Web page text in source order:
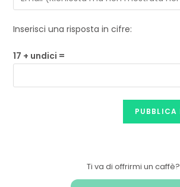
Inserisci una risposta in cifre:
17 + undici =
Ti va di offrirmi un caffè?